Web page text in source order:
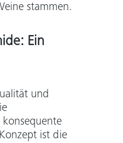
stammen.
Ein
und
ist die